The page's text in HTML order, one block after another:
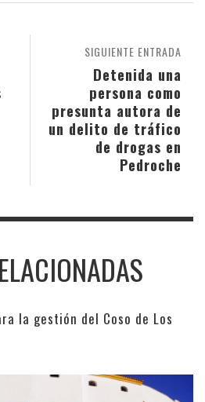
SIGUIENTE ENTRADA
Detenida una
persona como
presunta autora de
un delito de tráfico
de drogas en
Pedroche
la gestión del Coso de Los